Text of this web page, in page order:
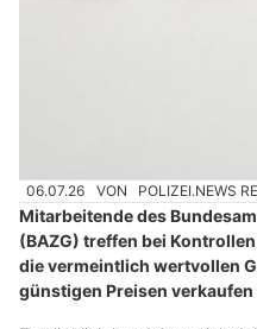
06.07.26 VON POLIZEI.NEWS
Mitarbeitende des
(BAZG) treffen bei
die vermeintlich wertvollen
günstigen Preisen